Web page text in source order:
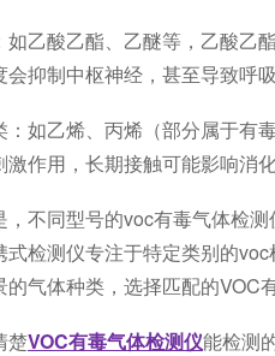
酸乙酯、乙醚等，乙酸乙
抑制中枢神经，甚至导致呼吸
乙烯、丙烯（部分属于有
作用，长期接触可能影响消化
同型号的voc有毒气体检测
式检测仪专注于特定类别的
气体种类，选择匹配的VOC
VOC有毒气体检测仪能检测